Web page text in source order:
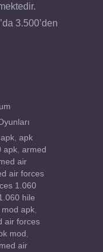
3.500’den
apk apk
apk armed
air
air forces
1.060
hile
apk
air forces
mod
air